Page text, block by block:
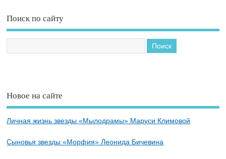
Поиск по сайту
Новое на сайте
Личная жизнь звезды «Мылодрамы» Маруси Климовой
Сыновья звезды «Морфия» Леонида Бичевина